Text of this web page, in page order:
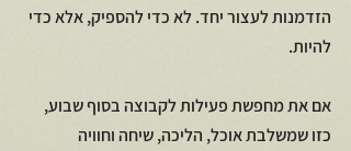
הזדמנות לעצור יחד. לא כדי להספיק, אלא כדי
להיות.
אם את מחפשת פעילות לקבוצה בסוף שבוע,
כזו שמשלבת אוכל, הליכה, שיחה וחוויה